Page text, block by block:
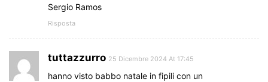
Sergio Ramos
Risposta
tuttazzurro 25 Dicembre 2024 At 17:45
hanno visto babbo natale in fipili con un